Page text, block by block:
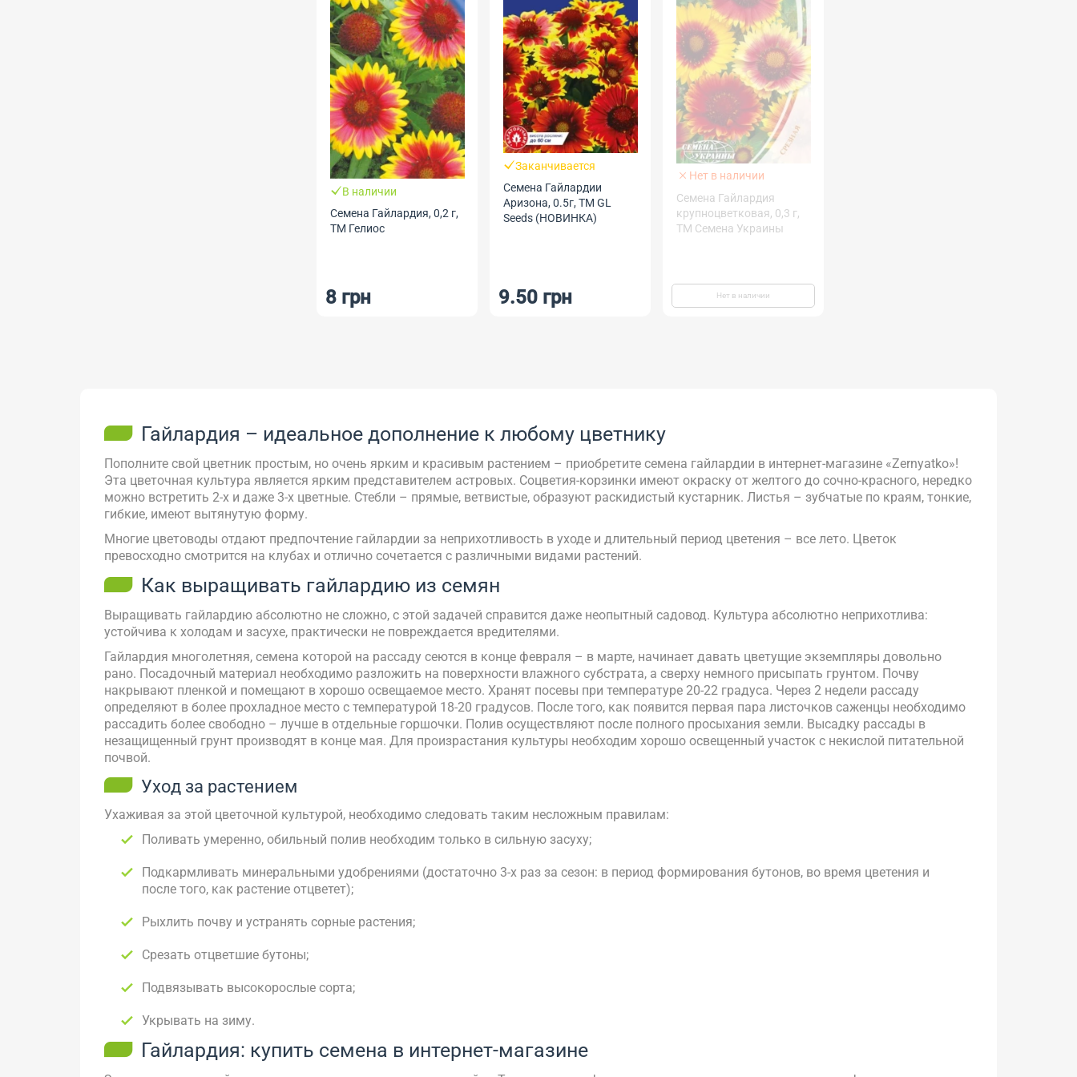
В наличии
Семена Гайлардия, 0,2 г,
ТМ Гелиос
8 грн
Заканчивается
Семена Гайлардии
Аризона, 0.5г, TM GL
Seeds (НОВИНКА)
9.50 грн
Нет в наличии
Семена Гайлардия
крупноцветковая, 0,3 г,
ТМ Семена Украины
Нет в наличии
Гайлардия – идеальное дополнение к любому цветнику
Пополните свой цветник простым, но очень ярким и красивым растением – приобретите семена гайлардии в интернет-магазине «Zernyatko»!
Эта цветочная культура является ярким представителем астровых. Соцветия-корзинки имеют окраску от желтого до сочно-красного, нередко
можно встретить 2-х и даже 3-х цветные. Стебли – прямые, ветвистые, образуют раскидистый кустарник. Листья – зубчатые по краям, тонкие,
гибкие, имеют вытянутую форму.
Многие цветоводы отдают предпочтение гайлардии за неприхотливость в уходе и длительный период цветения – все лето. Цветок
превосходно смотрится на клубах и отлично сочетается с различными видами растений.
Как выращивать гайлардию из семян
Выращивать гайлардию абсолютно не сложно, с этой задачей справится даже неопытный садовод. Культура абсолютно неприхотлива:
устойчива к холодам и засухе, практически не повреждается вредителями.
Гайлардия многолетняя, семена которой на рассаду сеются в конце февраля – в марте, начинает давать цветущие экземпляры довольно
рано. Посадочный материал необходимо разложить на поверхности влажного субстрата, а сверху немного присыпать грунтом. Почву
накрывают пленкой и помещают в хорошо освещаемое место. Хранят посевы при температуре 20-22 градуса. Через 2 недели рассаду
определяют в более прохладное место с температурой 18-20 градусов. После того, как появится первая пара листочков саженцы необходимо
рассадить более свободно – лучше в отдельные горшочки. Полив осуществляют после полного просыхания земли. Высадку рассады в
незащищенный грунт производят в конце мая. Для произрастания культуры необходим хорошо освещенный участок с некислой питательной
почвой.
Уход за растением
Ухаживая за этой цветочной культурой, необходимо следовать таким несложным правилам:
Поливать умеренно, обильный полив необходим только в сильную засуху;
Подкармливать минеральными удобрениями (достаточно 3-х раз за сезон: в период формирования бутонов, во время цветения и
после того, как растение отцветет);
Рыхлить почву и устранять сорные растения;
Срезать отцветшие бутоны;
Подвязывать высокорослые сорта;
Укрывать на зиму.
Гайлардия: купить семена в интернет-магазине